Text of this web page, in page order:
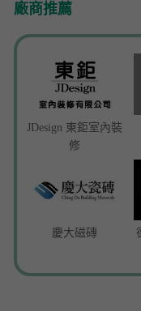
廠商推薦
JDesign 東鉅室內裝
修
慶大磁磚